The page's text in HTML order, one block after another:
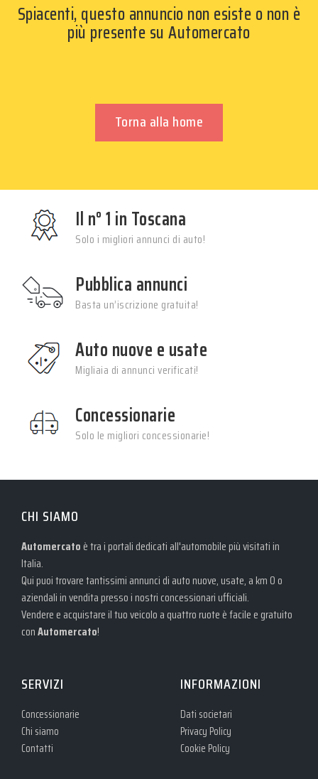
Spiacenti, questo annuncio non esiste o non è
più presente su Automercato
Torna alla home
Il n° 1 in Toscana
Solo i migliori annunci di auto!
Pubblica annunci
Basta un’iscrizione gratuita!
Auto nuove e usate
Migliaia di annunci verificati!
Concessionarie
Solo le migliori concessionarie!
CHI SIAMO
Automercato è tra i portali dedicati all'automobile più visitati in
Italia.
Qui puoi trovare tantissimi annunci di auto nuove, usate, a km 0 o
aziendali in vendita presso i nostri concessionari ufficiali.
Vendere e acquistare il tuo veicolo a quattro ruote è facile e gratuito
conAutomercato!
SERVIZI
Concessionarie
Chi siamo
Contatti
INFORMAZIONI
Dati societari
Privacy Policy
Cookie Policy